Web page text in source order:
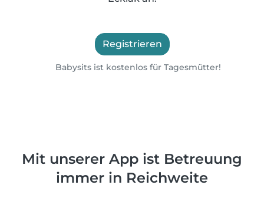
Registrieren
Babysits ist kostenlos für Tagesmütter!
Mit unserer App ist Betreuung
immer in Reichweite